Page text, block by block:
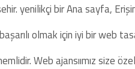
yenilikçi bir Ana sayfa,
olmak için iyi bir web
Web ajansıımız size